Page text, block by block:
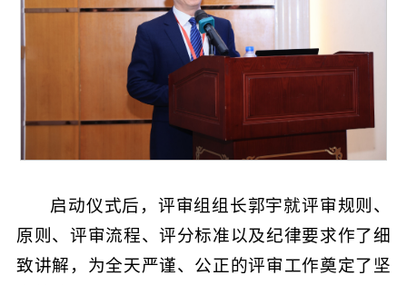
启动仪式后，评审组组长郭宇就评审规则、
原则、评审流程、评分标准以及纪律要求作了细
致讲解，为全天严谨、公正的评审工作奠定了坚